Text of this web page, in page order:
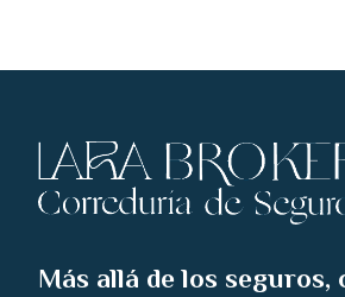
Más allá de los